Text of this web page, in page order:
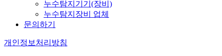
누수탐지기기(장비)
누수탐지장비 업체
문의하기
개인정보처리방침